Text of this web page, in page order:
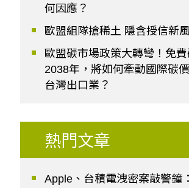
何因應？
歐盟組隊搶稀土 隱含授信新
歐盟碳市場政策大轉彎！免
2038年，將如何牽動國際碳
台灣出口業？
熱門文章
Apple、台積電洩密案敲警鐘